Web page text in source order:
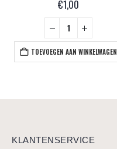
€1,00
TOEVOEGEN AAN WINKELWAGEN
KLANTENSERVICE